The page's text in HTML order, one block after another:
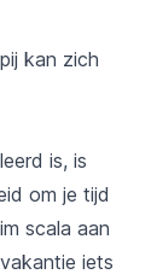
kan zich
is, is
om je tijd
scala aan
iets